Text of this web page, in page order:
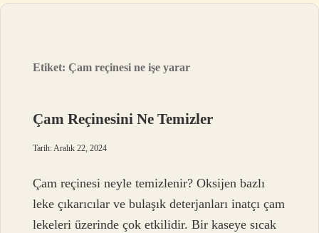
Etiket:Çam reçinesi ne işe yarar
Çam Reçinesini Ne Temizler
Tarih: Aralık 22, 2024
Çam reçinesi neyle temizlenir? Oksijen bazlı
leke çıkarıcılar ve bulaşık deterjanları inatçı çam
lekeleri üzerinde çok etkilidir. Bir kaseye sıcak